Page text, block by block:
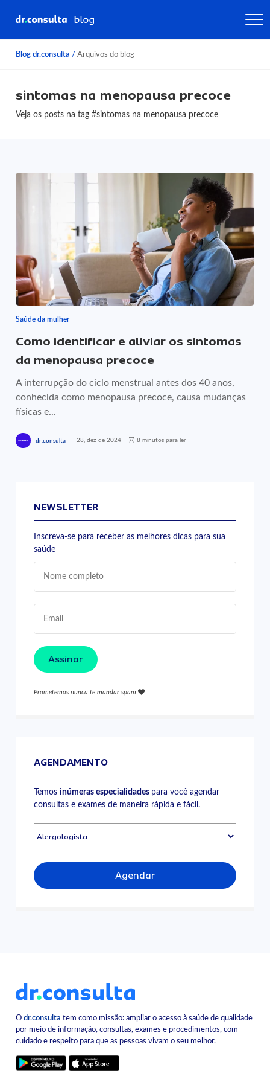
Blog dr.consulta / Arquivos do blog
sintomas na menopausa precoce
Veja os posts na tag#sintomas na menopausa precoce
Saúde da mulher
Como identificar e aliviar os sintomas
da menopausa precoce
A interrupção do ciclo menstrual antes dos 40 anos,
conhecida como menopausa precoce, causa mudanças
físicas e...
dr.consulta 28, dez de 2024 8 minutos para ler
NEWSLETTER
Inscreva-se para receber as melhores dicas para sua
saúde
Assinar
Prometemos nunca te mandar spam
AGENDAMENTO
Temosinúmeras especialidades para você agendar
consultas e exames de maneira rápida e fácil.
Agendar
Odr.consulta tem como missão: ampliar o acesso à saúde de qualidade
por meio de informação, consultas, exames e procedimentos, com
cuidado e respeito para que as pessoas vivam o seu melhor.